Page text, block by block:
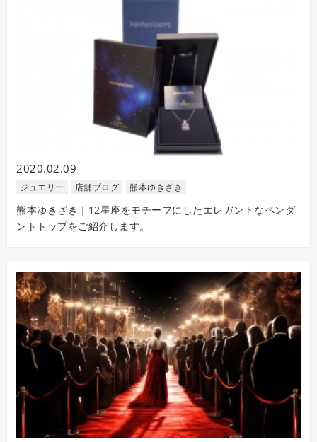
2020.02.09
ジュエリー 店舗ブログ 熊本ゆきざき
熊本ゆきざき｜12星座をモチーフにしたエレガントなペンダ
ントトップをご紹介します。